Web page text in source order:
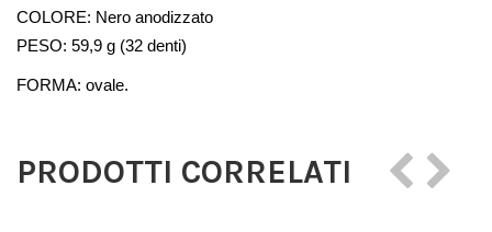
COLORE: Nero anodizzato
PESO: 59,9 g (32 denti)
FORMA: ovale.
PRODOTTI CORRELATI